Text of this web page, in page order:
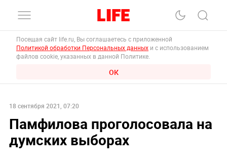
Посещая сайт life.ru, Вы соглашаетесь с приложенной
Политикой обработки Персональных данных и с использованием
файлов cookie, указанных в данной Политике.
ОК
18 сентября 2021, 07:20
Памфилова проголосовала на
думских выборах